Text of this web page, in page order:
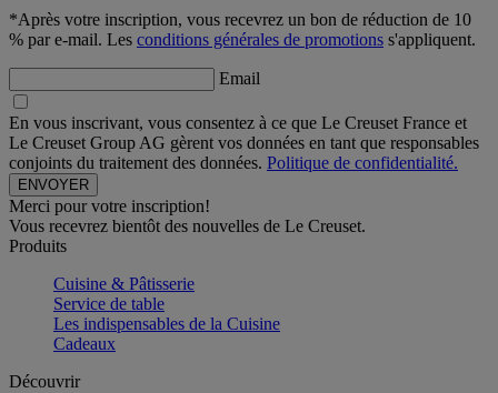
*Après votre inscription, vous recevrez un bon de réduction de 10
% par e-mail. Les conditions générales de promotions s'appliquent.
Email
En vous inscrivant, vous consentez à ce que Le Creuset France et
Le Creuset Group AG gèrent vos données en tant que responsables
conjoints du traitement des données. Politique de confidentialité.
Merci pour votre inscription!
Vous recevrez bientôt des nouvelles de Le Creuset.
Produits
Cuisine & Pâtisserie
Service de table
Les indispensables de la Cuisine
Cadeaux
Découvrir